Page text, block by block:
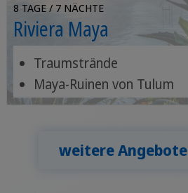
8 TAGE / 7 NÄCHTE
Riviera Maya
Traumstrände
Maya-Ruinen von Tulum
Lagune von Bacalar
weitere